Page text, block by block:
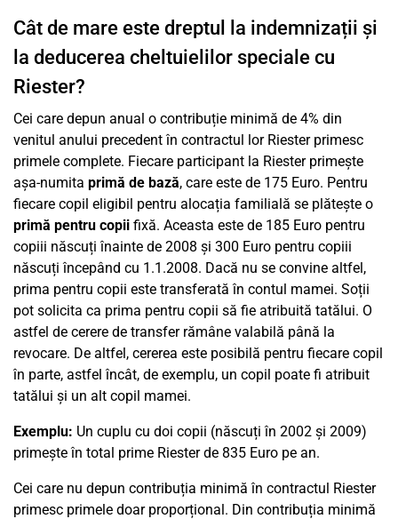
Cât de mare este dreptul la indemnizații și
la deducerea cheltuielilor speciale cu
Riester?
Cei care depun anual o contribuție minimă de 4% din
venitul anului precedent în contractul lor Riester primesc
primele complete. Fiecare participant la Riester primește
așa-numita primă de bază, care este de 175 Euro. Pentru
fiecare copil eligibil pentru alocația familială se plătește o
primă pentru copii fixă. Aceasta este de 185 Euro pentru
copiii născuți înainte de 2008 și 300 Euro pentru copiii
născuți începând cu 1.1.2008. Dacă nu se convine altfel,
prima pentru copii este transferată în contul mamei. Soții
pot solicita ca prima pentru copii să fie atribuită tatălui. O
astfel de cerere de transfer rămâne valabilă până la
revocare. De altfel, cererea este posibilă pentru fiecare copil
în parte, astfel încât, de exemplu, un copil poate fi atribuit
tatălui și un alt copil mamei.
Exemplu: Un cuplu cu doi copii (născuți în 2002 și 2009)
primește în total prime Riester de 835 Euro pe an.
Cei care nu depun contribuția minimă în contractul Riester
primesc primele doar proporțional. Din contribuția minimă